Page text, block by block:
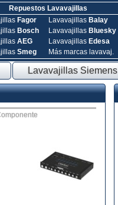
Repuestos Lavavajillas
Fagor
Bosch
AEG
Smeg
Lavavajillas Balay
Lavavajillas Bluesky
Lavavajillas Edesa
Más marcas lavavaj.
Lavavajillas Siemens